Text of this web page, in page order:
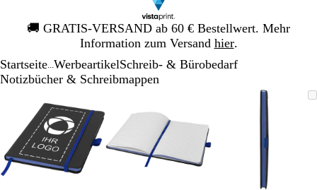
🚚 GRATIS-VERSAND ab 60 € Bestellwert. Mehr
Information zum Versand hier.
Galeriebild
1
Startseite WerbeartikelSchreib- & Bürobedarf
Notizbücher & Schreibmappen
Bild
auf
Minimum
zum
Vergrößern
Sie
die
Tasten
+
und
Vergrößer-/verkleinerbares
Minimum
Vergrößern
die
Tasten
+
Bild
Zoom
auf
Klicken
zum
Sie
Tasten
+
und
-